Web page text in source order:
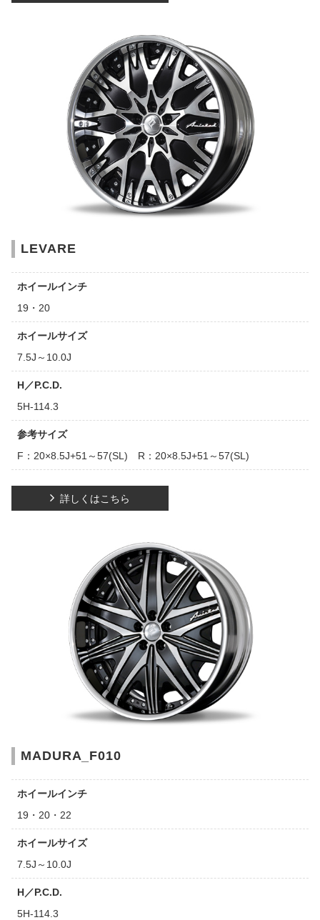
LEVARE
ホイールインチ
19・20
ホイールサイズ
7.5J～10.0J
H／P.C.D.
5H-114.3
参考サイズ
F：20×8.5J+51～57(SL) R：20×8.5J+51～57(SL)
詳しくはこちら
MADURA_F010
ホイールインチ
19・20・22
ホイールサイズ
7.5J～10.0J
H／P.C.D.
5H-114.3